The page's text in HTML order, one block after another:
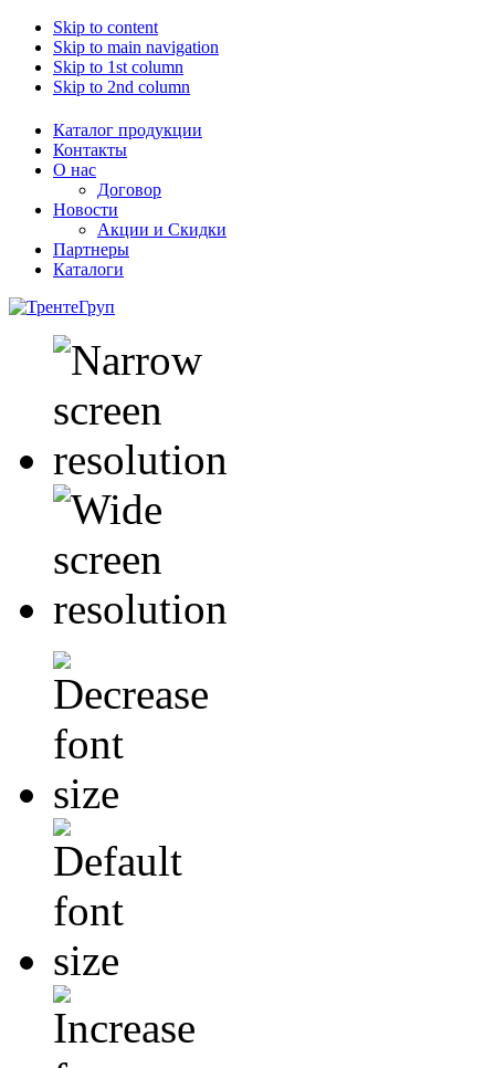
Skip to content
Skip to main navigation
Skip to 1st column
Skip to 2nd column
Каталог продукции
Контакты
О нас
Договор
Новости
Акции и Скидки
Партнеры
Каталоги